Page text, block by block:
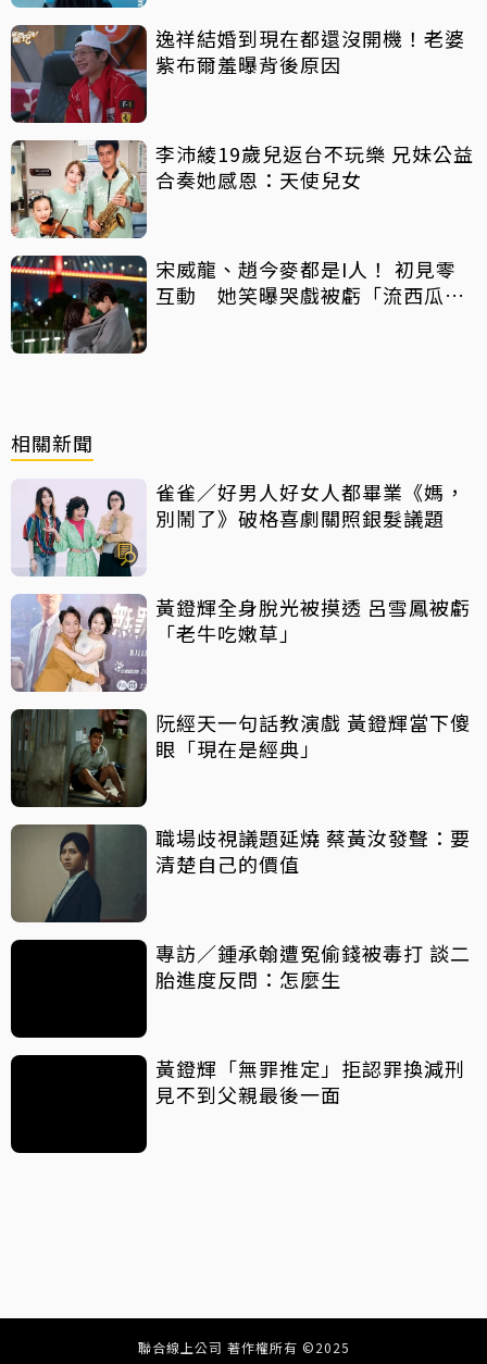
逸祥結婚到現在都還沒開機！老婆
紫布爾羞曝背後原因
李沛綾19歲兒返台不玩樂 兄妹公益
合奏她感恩：天使兒女
宋威龍、趙今麥都是I人！ 初見零
互動 她笑曝哭戲被虧「流西瓜
相關新聞
雀雀／好男人好女人都畢業《媽，
別鬧了》破格喜劇關照銀髮議題
黃鐙輝全身脫光被摸透 呂雪鳳被虧
「老牛吃嫩草」
阮經天一句話教演戲 黃鐙輝當下傻
眼「現在是經典」
職場歧視議題延燒 蔡黃汝發聲：要
清楚自己的價值
專訪／鍾承翰遭冤偷錢被毒打 談二
胎進度反問：怎麼生
黃鐙輝「無罪推定」拒認罪換減刑
見不到父親最後一面
聯合線上公司 著作權所有 ©2025